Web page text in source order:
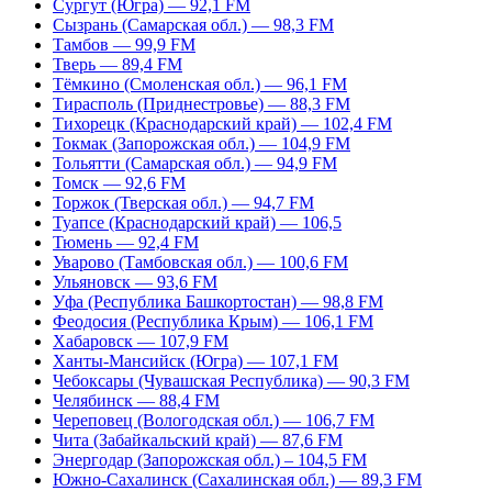
Сургут (Югра) — 92,1 FM
Сызрань (Самарская обл.) — 98,3 FM
Тамбов — 99,9 FM
Тверь — 89,4 FM
Тёмкино (Смоленская обл.) — 96,1 FM
Тирасполь (Приднестровье) — 88,3 FM
Тихорецк (Краснодарский край) — 102,4 FM
Токмак (Запорожская обл.) — 104,9 FM
Тольятти (Самарская обл.) — 94,9 FM
Томск — 92,6 FM
Торжок (Тверская обл.) — 94,7 FM
Туапсе (Краснодарский край) — 106,5
Тюмень — 92,4 FM
Уварово (Тамбовская обл.) — 100,6 FM
Ульяновск — 93,6 FM
Уфа (Республика Башкортостан) — 98,8 FM
Феодосия (Республика Крым) — 106,1 FM
Хабаровск — 107,9 FM
Ханты-Мансийск (Югра) — 107,1 FM
Чебоксары (Чувашская Республика) — 90,3 FM
Челябинск — 88,4 FM
Череповец (Вологодская обл.) — 106,7 FM
Чита (Забайкальский край) — 87,6 FM
Энергодар (Запорожская обл.) – 104,5 FM
Южно-Сахалинск (Сахалинская обл.) — 89,3 FM